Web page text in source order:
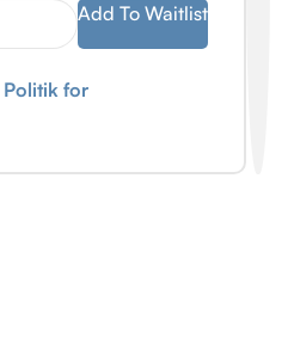
Add To Waitlist
Politik for